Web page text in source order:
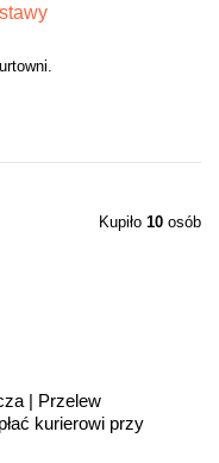
Kupiło 10 osób
| Przelew
kurierowi przy